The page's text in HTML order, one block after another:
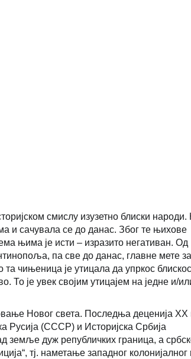
смислу изузетно блиски
и сачувала се до данас. Због те њихове
њима је исти – изразито негативан. Од
па све до данас, главне мете
чињеница је утицала да упркос
То је увек својим утицајем на једне и/
Новог света. Последња деценија ХХ
Русија (СССР) и Историјска Србија
земље дуж републичких граница, а
тј. наметање западног